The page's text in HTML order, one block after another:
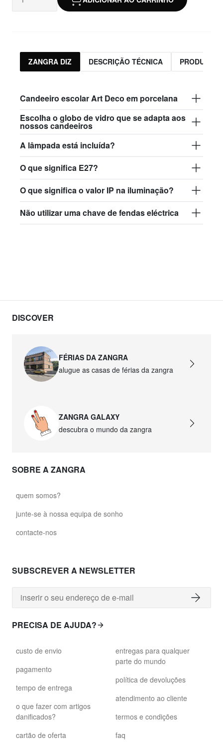
125,50 €
133,00 €
125,50 €
ZANGRA DIZ DESCRIÇÃO TÉCNICA PRODUTOS
Candeeiro escolar Art Deco em porcelana
Escolha o globo de vidro que se adapta aos
nossos candeeiros
A lâmpada está incluída?
O que significa E27?
O que significa o valor IP na iluminação?
Não utilizar uma chave de fendas eléctrica
DISCOVER
FÉRIAS DA ZANGRA
alugue as casas de férias da zangra
ZANGRA GALAXY
descubra o mundo da zangra
SOBRE A ZANGRA
quem somos?
junte-se à nossa equipa de sonho
contacte-nos
SUBSCREVER A NEWSLETTER
PRECISA DE AJUDA?
custo de envio
pagamento
tempo de entrega
o que fazer com artigos
danificados?
cartão de oferta
entregas para qualquer
parte do mundo
política de devoluções
atendimento ao cliente
termos e condições
faq